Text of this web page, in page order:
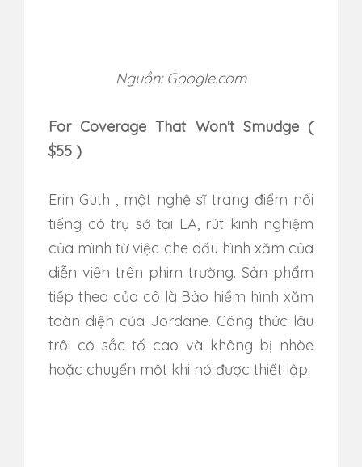
Nguồn: Google.com
For Coverage That Won't Smudge (
$55 )
Erin Guth , một nghệ sĩ trang điểm nổi
tiếng có trụ sở tại LA, rút ​​kinh nghiệm
của mình từ việc che dấu hình xăm của
diễn viên trên phim trường. Sản phẩm
tiếp theo của cô là Bảo hiểm hình xăm
toàn diện của Jordane. Công thức lâu
trôi có sắc tố cao và không bị nhòe
hoặc chuyển một khi nó được thiết lập.